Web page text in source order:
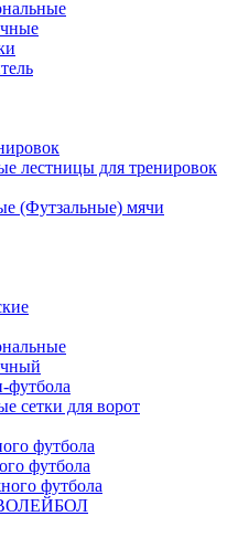
лестницы для тренировок
(Футзальные) мячи
футбола
сетки для ворот
футбола
футбола
футбола